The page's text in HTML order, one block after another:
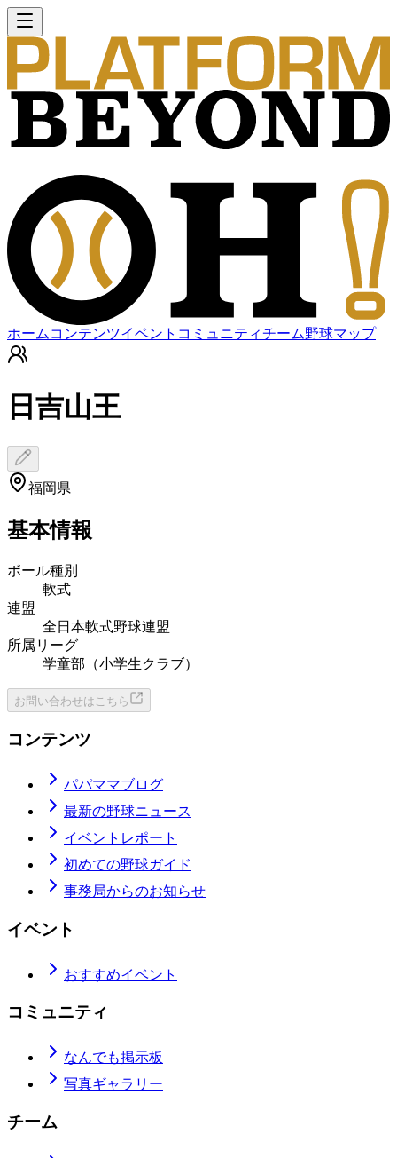
ホーム コンテンツイベント コミュニティチーム野球マップ
日吉山王
福岡県
基本情報
ボール種別
軟式
連盟
全日本軟式野球連盟
所属リーグ
学童部（小学生クラブ）
お問い合わせはこちら
コンテンツ
パパママブログ
最新の野球ニュース
イベントレポート
初めての野球ガイド
事務局からのお知らせ
イベント
おすすめイベント
コミュニティ
なんでも掲示板
写真ギャラリー
チーム